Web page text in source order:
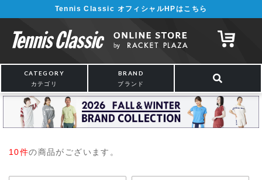
Tennis Classic オフィシャルHPはこちら
CATEGORY
カテゴリ
BRAND
ブランド
10件の商品がございます。